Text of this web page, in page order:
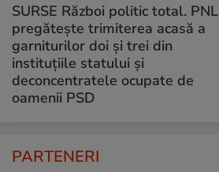
SURSE Război politic total. PNL
pregătește trimiterea acasă a
garniturilor doi și trei din
instituțiile statului și
deconcentratele ocupate de
oamenii PSD
PARTENERI